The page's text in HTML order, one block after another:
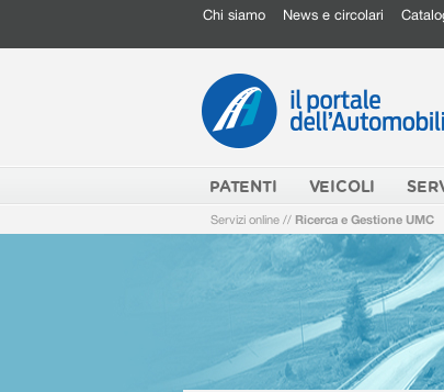
Chi siamo News e circolari
PATENTI VEICOLI
Servizi online // Ricerca e Gestione UMC